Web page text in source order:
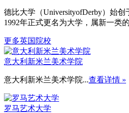
德比大学（UniversityofDerby）始
1992年正式更名为大学，属新一类
更多英国院校
意大利新米兰美术学院
意大利新米兰美术学院...查看详情 »
罗马艺术大学